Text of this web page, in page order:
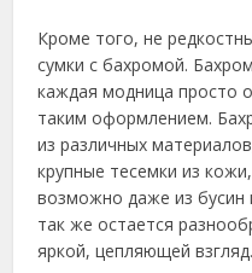
Кроме того, не
сумки с бахромой.
каждая модница просто
таким оформлением.
из различных
крупные тесемки из
возможно даже из бусин
так же остается
яркой, цепляющей взгляд.